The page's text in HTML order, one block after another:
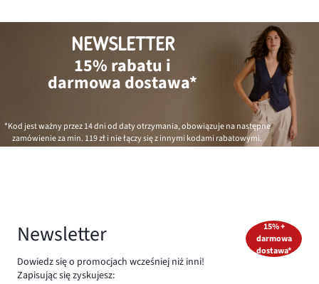
NEWSLETTER
15% rabatu i
darmowa dostawa*
*Kod jest ważny przez 14 dni od daty otrzymania, obowiązuje na następne
zamówienie za min. 119 złi nie łączy się z innymi kodami rabatowymi.
Newsletter
Dowiedz się o promocjach wcześniej niż inni!
Zapisując się zyskujesz:
15% +
darmowa
dostawa*